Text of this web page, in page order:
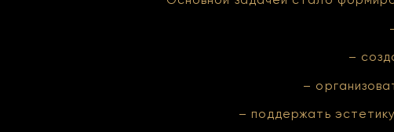
–
–
– поддержать